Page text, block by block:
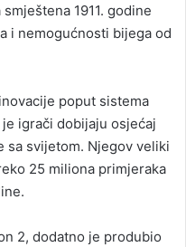
1911. godine
i nemogućnosti bijega od
poput sistema
je igrači dobijaju osjećaj
svijetom. Njegov veliki
25 miliona primjeraka
2, dodatno je produbio